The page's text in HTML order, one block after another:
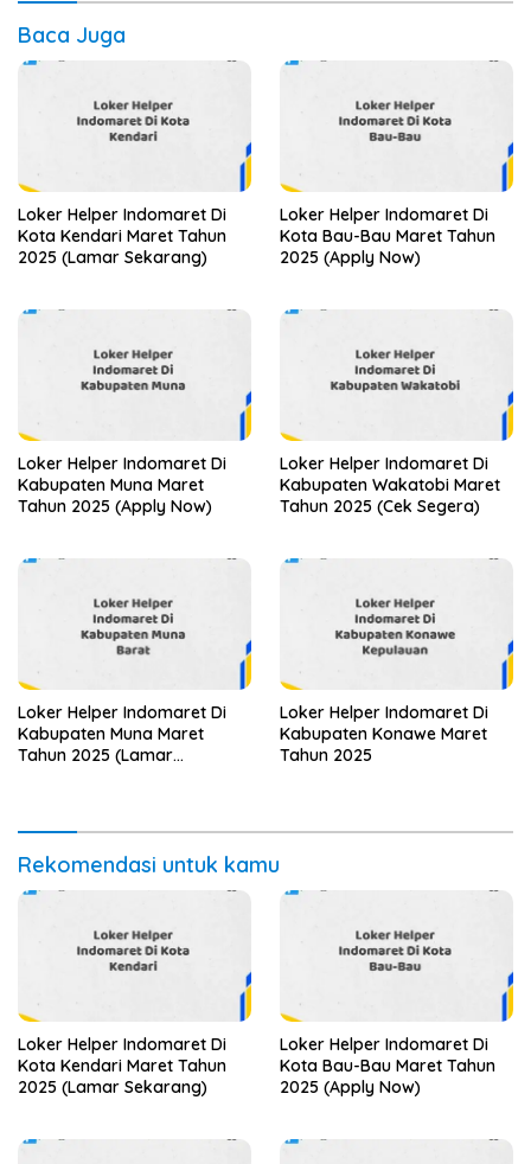
Baca Juga
Loker Helper Indomaret Di
Kota Kendari Maret Tahun
2025 (Lamar Sekarang)
Loker Helper Indomaret Di
Kota Bau-Bau Maret Tahun
2025 (Apply Now)
Loker Helper Indomaret Di
Kabupaten Muna Maret
Tahun 2025 (Apply Now)
Loker Helper Indomaret Di
Kabupaten Wakatobi Maret
Tahun 2025 (Cek Segera)
Loker Helper Indomaret Di
Kabupaten Muna Maret
Tahun 2025 (Lamar
Loker Helper Indomaret Di
Kabupaten Konawe Maret
Tahun 2025
Rekomendasi untuk kamu
Loker Helper Indomaret Di
Kota Kendari Maret Tahun
2025 (Lamar Sekarang)
Loker Helper Indomaret Di
Kota Bau-Bau Maret Tahun
2025 (Apply Now)